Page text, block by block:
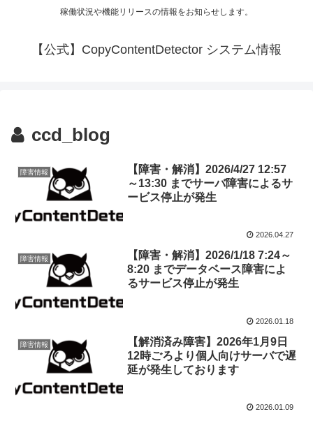
稼働状況や機能リリースの情報をお知らせします。
【公式】CopyContentDetector システム情報
ccd_blog
障害情報
【障害・解消】2026/4/27 12:57
～13:30 までサーバ障害によるサ
ービス停止が発生
2026.04.27
障害情報
【障害・解消】2026/1/18 7:24～
8:20 までデータベース障害によ
るサービス停止が発生
2026.01.18
障害情報
【解消済み障害】2026年1月9日
12時ごろより個人向けサーバで遅
延が発生しております
2026.01.09